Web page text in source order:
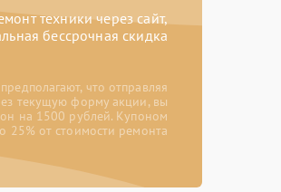
техники через сайт,
бессрочная скидка
что отправляя
текущую форму акции, вы
на 1500 рублей. Купоном
25% от стоимости ремонта